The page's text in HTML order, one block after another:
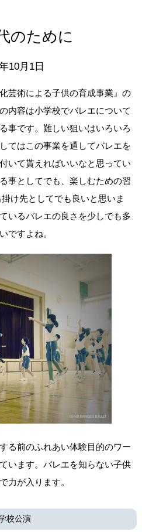
のために
10月1日
芸術による子供の育成事業』の
内容は小学校でバレエについて
事です。難しい狙いはいろいろ
てはこの事業を通してバレエを
いて貰えればいいなと思ってい
事としてでも、楽しむための習
け先としてでも良いと思いま
いるバレエの良さを少しでも多
ですよね。
る前のふれあい体験目的のワー
います。バレエを知らない子供
力が入ります。
校公演